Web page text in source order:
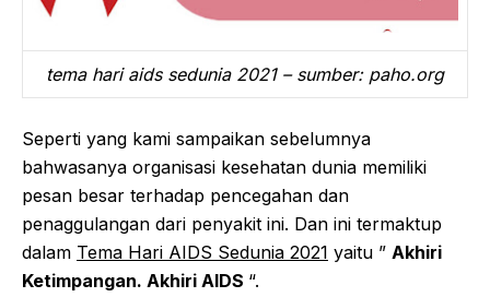
tema hari aids sedunia 2021 – sumber: paho.org
Seperti yang kami sampaikan sebelumnya
bahwasanya organisasi kesehatan dunia memiliki
pesan besar terhadap pencegahan dan
penaggulangan dari penyakit ini. Dan ini termaktup
dalam Tema Hari AIDS Sedunia 2021 yaitu ” Akhiri
Ketimpangan. Akhiri AIDS “.